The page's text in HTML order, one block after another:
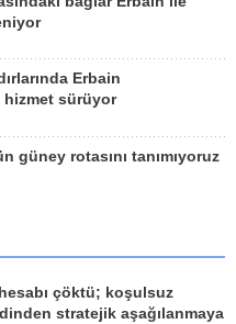
Erbain
sürüyor
güney rotasını tanımıyoruz
çöktü; koşulsuz
stratejik aşağılanmaya